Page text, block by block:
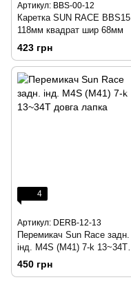
Артикул: BBS-00-12
Каретка SUN RACE BBS15
118мм квадрат шир 68мм
423 грн
4
Артикул: DERB-12-13
Перемикач Sun Race задн.
інд. M4S (M41) 7-k 13~34T
довга лапка
450 грн